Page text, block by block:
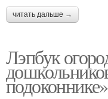
читать дальше →
Лэпбук
подоконнике»